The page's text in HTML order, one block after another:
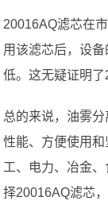
20016AQ滤芯在
用该滤芯后，设
低。这无疑证明了
总的来说，油雾
性能、方便使用
工、电力、冶金
择20016AQ滤芯